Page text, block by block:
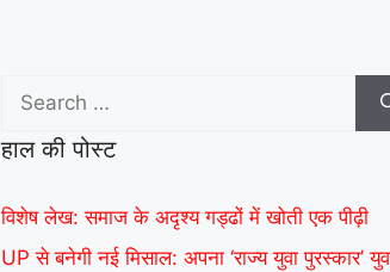
अभियान ने पर्यावरण
अनुकूल जीवनशैली पर
हाल की पोस्ट
विशेष लेख: समाज के अदृश्य गड्ढों में खोती एक पीढ़ी
UP से बनेगी नई मिसाल: अपना ‘राज्य युवा पुरस्कार’